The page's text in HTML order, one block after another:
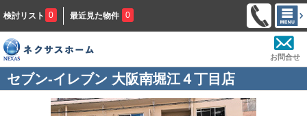
検討リスト 0 最近見た物件 0
お問合せ
セブン-イレブン 大阪南堀江４丁目店